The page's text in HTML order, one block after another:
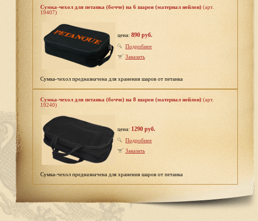
Сумка-чехол для петанка (бочче) на 6 шаров (материал нейлон) (арт.
19407)
цена: 890 руб.
Подробнее
Заказать
Сумка-чехол предназначена для хранения шаров от петанка
Сумка-чехол для петанка (бочче) на 8 шаров (материал нейлон)(арт.
19240)
цена:1290 руб.
Подробнее
Заказать
Сумка-чехол предназначена для хранения шаров от петанка